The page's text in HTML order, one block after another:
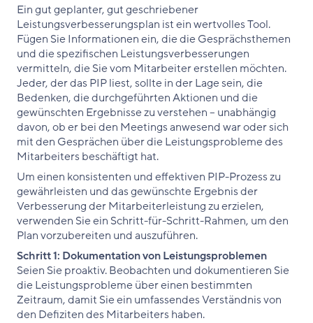
Ein gut geplanter, gut geschriebener
Leistungsverbesserungsplan ist ein wertvolles Tool.
Fügen Sie Informationen ein, die die Gesprächsthemen
und die spezifischen Leistungsverbesserungen
vermitteln, die Sie vom Mitarbeiter erstellen möchten.
Jeder, der das PIP liest, sollte in der Lage sein, die
Bedenken, die durchgeführten Aktionen und die
gewünschten Ergebnisse zu verstehen – unabhängig
davon, ob er bei den Meetings anwesend war oder sich
mit den Gesprächen über die Leistungsprobleme des
Mitarbeiters beschäftigt hat.
Um einen konsistenten und effektiven PIP-Prozess zu
gewährleisten und das gewünschte Ergebnis der
Verbesserung der Mitarbeiterleistung zu erzielen,
verwenden Sie ein Schritt-für-Schritt-Rahmen, um den
Plan vorzubereiten und auszuführen.
Schritt 1: Dokumentation von Leistungsproblemen
Seien Sie proaktiv. Beobachten und dokumentieren Sie
die Leistungsprobleme über einen bestimmten
Zeitraum, damit Sie ein umfassendes Verständnis von
den Defiziten des Mitarbeiters haben.